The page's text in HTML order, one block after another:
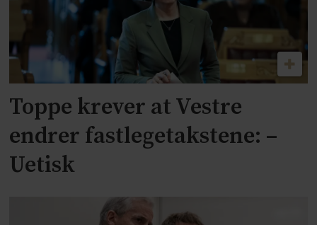
Toppe krever at Vestre
endrer fastlegetakstene: –
Uetisk